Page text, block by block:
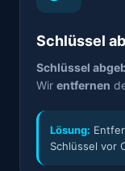
Schlüssel
Schlüssel
Wir entfernen
Lösung:
Schlüssel vor